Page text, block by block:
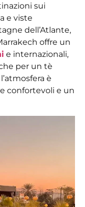
sui
e viste
dell’Atlante,
offre un
e internazionali,
per un tè
è
confortevoli e un